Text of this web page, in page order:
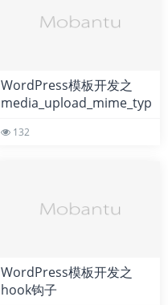
WordPress模板开发之
132
WordPress模板开发之
hook钩子